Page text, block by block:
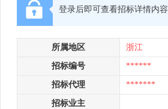
登录后即可查看招标详情内容
所属地区 浙江
招标编号 ******
招标代理 *******
招标业主